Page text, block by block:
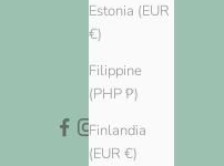
Estonia (EUR
€)
Filippine
(PHP ₱)
Finlandia
(EUR €)